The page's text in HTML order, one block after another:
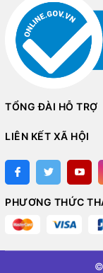
TỔNG ĐÀI HỖ TRỢ
LIÊN KẾT XÃ HỘI
PHƯƠNG THỨC
©